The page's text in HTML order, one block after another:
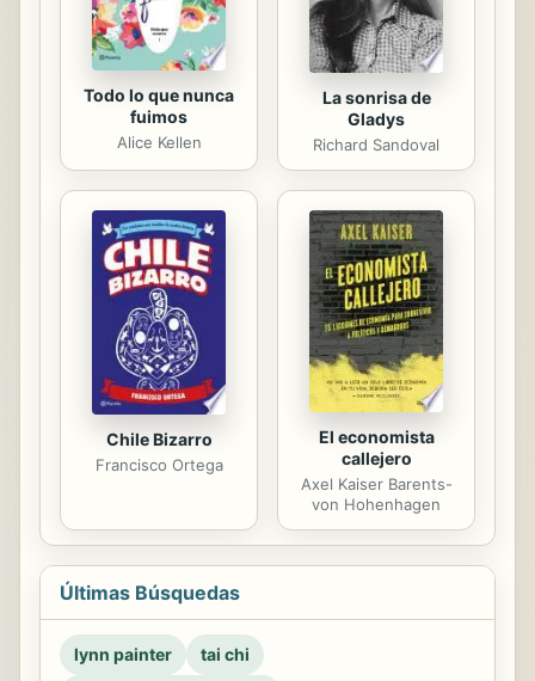
Todo lo que nunca
fuimos
Alice Kellen
La sonrisa de
Gladys
Richard Sandoval
Chile Bizarro
Francisco Ortega
El economista
callejero
Axel Kaiser Barents-
von Hohenhagen
Últimas Búsquedas
lynn painter
tai chi